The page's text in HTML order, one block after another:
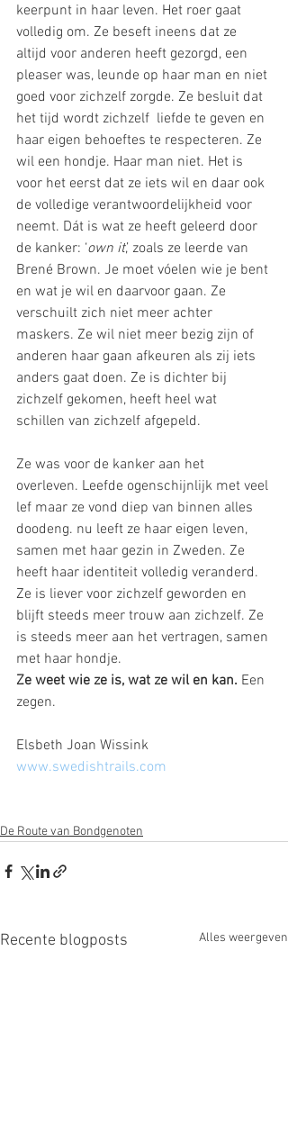
keerpunt in haar leven. Het roer gaat
volledig om. Ze beseft ineens dat ze
altijd voor anderen heeft gezorgd, een
pleaser was, leunde op haar man en niet
goed voor zichzelf zorgde. Ze besluit dat
het tijd wordt zichzelf  liefde te geven en
haar eigen behoeftes te respecteren. Ze
wil een hondje. Haar man niet. Het is
voor het eerst dat ze iets wil en daar ook
de volledige verantwoordelijkheid voor
neemt. Dát is wat ze heeft geleerd door
de kanker: ‘own it,’ zoals ze leerde van
Brené Brown. Je moet vóelen wie je bent
en wat je wil en daarvoor gaan. Ze
verschuilt zich niet meer achter
maskers. Ze wil niet meer bezig zijn of
anderen haar gaan afkeuren als zij iets
anders gaat doen. Ze is dichter bij
zichzelf gekomen, heeft heel wat
schillen van zichzelf afgepeld.
Ze was voor de kanker aan het
overleven. Leefde ogenschijnlijk met veel
lef maar ze vond diep van binnen alles
doodeng. nu leeft ze haar eigen leven,
samen met haar gezin in Zweden. Ze
heeft haar identiteit volledig veranderd.
Ze is liever voor zichzelf geworden en
blijft steeds meer trouw aan zichzelf. Ze
is steeds meer aan het vertragen, samen
met haar hondje.
Ze weet wie ze is, wat ze wil en kan. Een
zegen.
Elsbeth Joan Wissink
www.swedishtrails.com
De Route van Bondgenoten
Recente blogposts Alles weergeven